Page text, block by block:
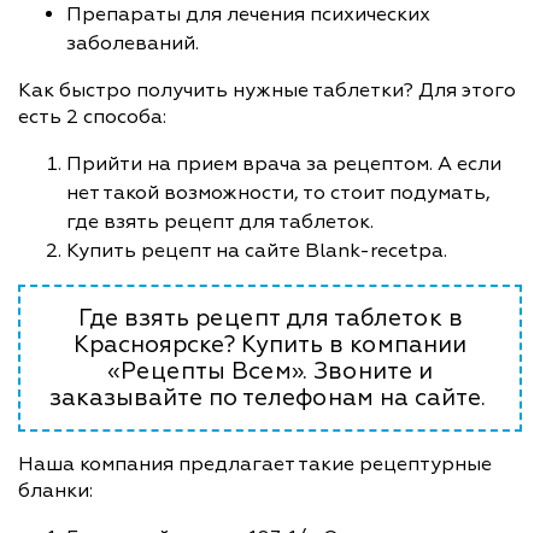
Препараты для лечения психических
заболеваний.
Как быстро получить нужные таблетки? Для этого
есть 2 способа:
Прийти на прием врача за рецептом. А если
нет такой возможности, то стоит подумать,
где взять рецепт для таблеток.
Купить рецепт на сайте Blank-recetpa.
Где взять рецепт для таблеток в
Красноярске? Купить в компании
«Рецепты Всем». Звоните и
заказывайте по телефонам на сайте.
Наша компания предлагает такие рецептурные
бланки: